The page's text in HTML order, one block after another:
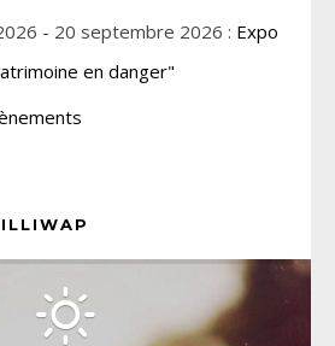
- 20 septembre 2026 : Expo
en danger"